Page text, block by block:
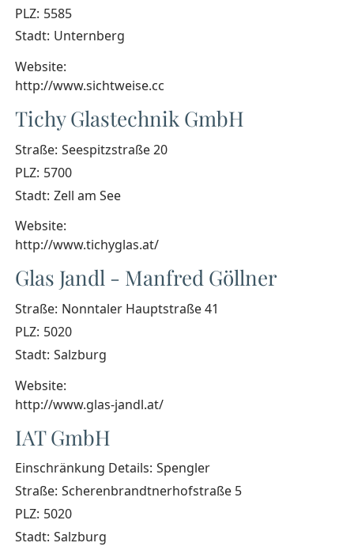
PLZ: 5585
Stadt: Unternberg
Website:
http://www.sichtweise.cc
Tichy Glastechnik GmbH
Straße: Seespitzstraße 20
PLZ: 5700
Stadt: Zell am See
Website:
http://www.tichyglas.at/
Glas Jandl - Manfred Göllner
Straße: Nonntaler Hauptstraße 41
PLZ: 5020
Stadt: Salzburg
Website:
http://www.glas-jandl.at/
IAT GmbH
Einschränkung Details: Spengler
Straße: Scherenbrandtnerhofstraße 5
PLZ: 5020
Stadt: Salzburg